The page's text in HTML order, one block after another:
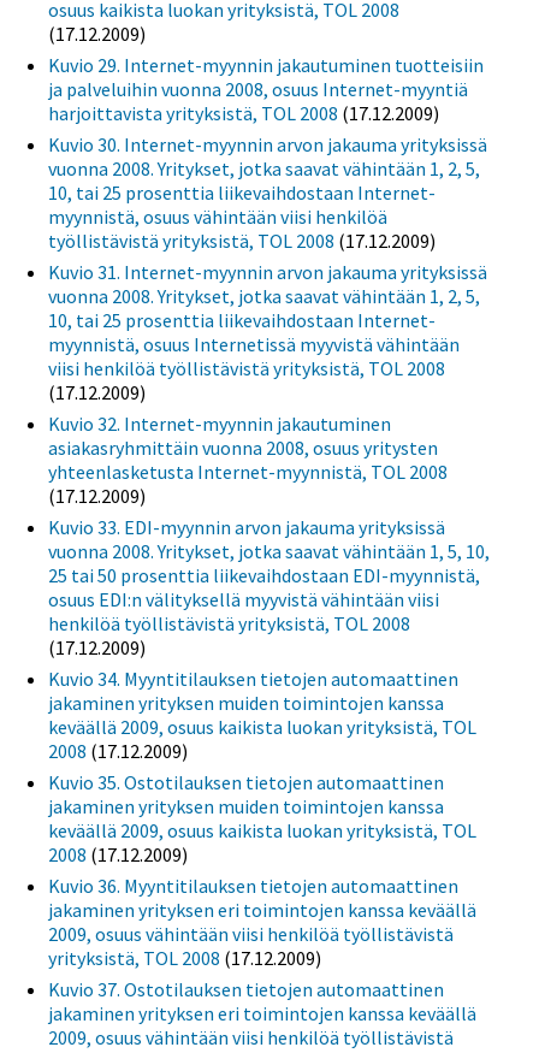
osuus kaikista luokan yrityksistä, TOL 2008
(17.12.2009)
Kuvio 29. Internet-myynnin jakautuminen tuotteisiin
ja palveluihin vuonna 2008, osuus Internet-myyntiä
harjoittavista yrityksistä, TOL 2008 (17.12.2009)
Kuvio 30. Internet-myynnin arvon jakauma yrityksissä
vuonna 2008. Yritykset, jotka saavat vähintään 1, 2, 5,
10, tai 25 prosenttia liikevaihdostaan Internet-
myynnistä, osuus vähintään viisi henkilöä
työllistävistä yrityksistä, TOL 2008 (17.12.2009)
Kuvio 31. Internet-myynnin arvon jakauma yrityksissä
vuonna 2008. Yritykset, jotka saavat vähintään 1, 2, 5,
10, tai 25 prosenttia liikevaihdostaan Internet-
myynnistä, osuus Internetissä myyvistä vähintään
viisi henkilöä työllistävistä yrityksistä, TOL 2008
(17.12.2009)
Kuvio 32. Internet-myynnin jakautuminen
asiakasryhmittäin vuonna 2008, osuus yritysten
yhteenlasketusta Internet-myynnistä, TOL 2008
(17.12.2009)
Kuvio 33. EDI-myynnin arvon jakauma yrityksissä
vuonna 2008. Yritykset, jotka saavat vähintään 1, 5, 10,
25 tai 50 prosenttia liikevaihdostaan EDI-myynnistä,
osuus EDI:n välityksellä myyvistä vähintään viisi
henkilöä työllistävistä yrityksistä, TOL 2008
(17.12.2009)
Kuvio 34. Myyntitilauksen tietojen automaattinen
jakaminen yrityksen muiden toimintojen kanssa
keväällä 2009, osuus kaikista luokan yrityksistä, TOL
2008 (17.12.2009)
Kuvio 35. Ostotilauksen tietojen automaattinen
jakaminen yrityksen muiden toimintojen kanssa
keväällä 2009, osuus kaikista luokan yrityksistä, TOL
2008 (17.12.2009)
Kuvio 36. Myyntitilauksen tietojen automaattinen
jakaminen yrityksen eri toimintojen kanssa keväällä
2009, osuus vähintään viisi henkilöä työllistävistä
yrityksistä, TOL 2008 (17.12.2009)
Kuvio 37. Ostotilauksen tietojen automaattinen
jakaminen yrityksen eri toimintojen kanssa keväällä
2009, osuus vähintään viisi henkilöä työllistävistä